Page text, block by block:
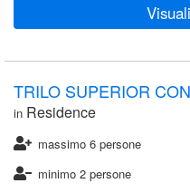
TRILO SUPERIOR
in Residence
massimo 6 persone
minimo 2 persone